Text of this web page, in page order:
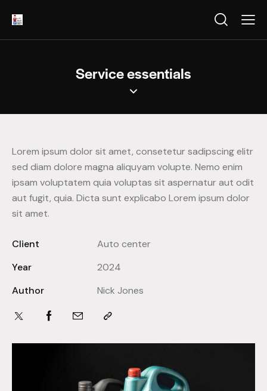
Service essentials
Lorem ipsum dolor sit amet, consetetur sadipscing elitr
sed diam dolore magna aliquyam volupte. Nemo enim
ipsam voluptatem quia voluptas sit aspernatur aut odit
aut fugit, quia. Dicta sunt explicabo Lorem ipsum dolor
sit amet.
Client
Auto center
Year
2024
Author
Nick Jones